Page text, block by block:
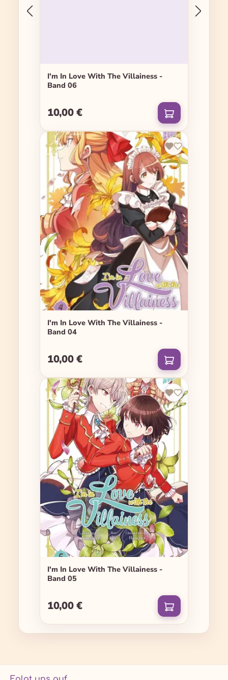
I'm In Love With The Villainess -
Band 06
Regulärer Preis:
10,00 €
I'm In Love With The Villainess -
Band 04
Regulärer Preis:
10,00 €
I'm In Love With The Villainess -
Band 05
Regulärer Preis:
10,00 €